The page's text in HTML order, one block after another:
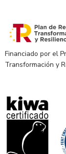
Financiado por el
Transformación y